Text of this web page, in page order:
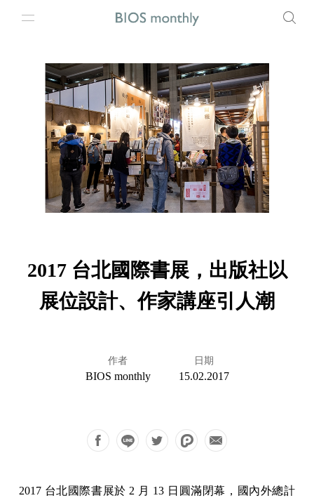
2017 台北國際書展，出版社以
展位設計、作家講座引人潮
作者
BIOS monthly
日期
15.02.2017
2017 台北國際書展於 2 月 13 日圓滿閉幕，國內外總計